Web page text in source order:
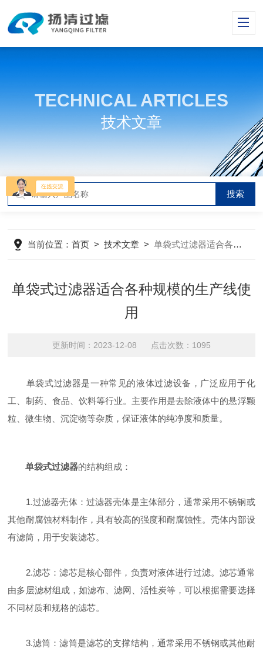
TECHNICAL ARTICLES
技术文章
当前位置：首页 >技术文章 >单袋式过滤器适合各种规模的生产线使用
单袋式过滤器适合各种规模的生产线使
用
更新时间：2023-12-08 点击次数：1095
单袋式过滤器是一种常见的液体过滤设备，广泛应用于化
工、制药、食品、饮料等行业。主要作用是去除液体中的悬浮颗
粒、微生物、沉淀物等杂质，保证液体的纯净度和质量。
单袋式过滤器的结构组成：
1.过滤器壳体：过滤器壳体是主体部分，通常采用不锈钢或
其他耐腐蚀材料制作，具有较高的强度和耐腐蚀性。壳体内部设
有滤筒，用于安装滤芯。
2.滤芯：滤芯是核心部件，负责对液体进行过滤。滤芯通常
由多层滤材组成，如滤布、滤网、活性炭等，可以根据需要选择
不同材质和规格的滤芯。
3.滤筒：滤筒是滤芯的支撑结构，通常采用不锈钢或其他耐